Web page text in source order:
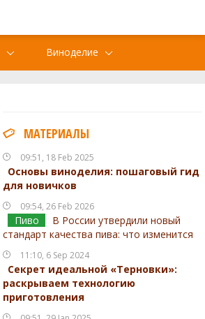
Виноделие
МАТЕРИАЛЫ
09:51, 18 Feb 2025
Основы виноделия: пошаговый гид
для новичков
09:54, 26 Feb 2026
Пиво
В России утвердили новый
стандарт качества пива: что изменится
11:10, 6 Sep 2024
Секрет идеальной «Терновки»:
раскрываем технологию
приготовления